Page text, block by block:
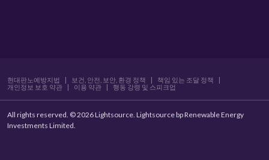
현대판노예방지법 보건, 안전, 보안, 환경 정책 책임 있는 조달 정책
개인정보 보호 약관
이용 약관 행동 강령 및 스피크업
All rights reserved. © 2026 Lightsource. Lightsource bp Renewable Energy
Investments Limited.